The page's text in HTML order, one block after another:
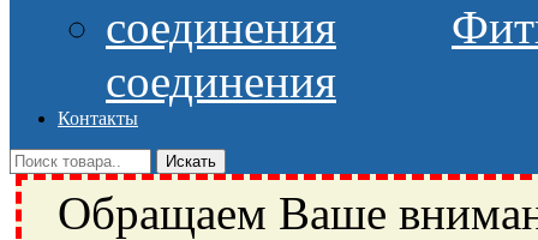
соединения
Контакты
Обращаем Ваше